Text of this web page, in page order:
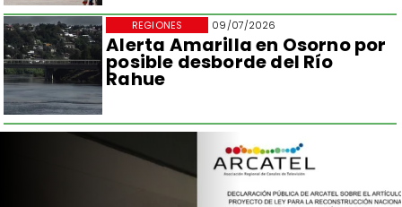
09/07/2026
Alerta Amarilla en Osorno por
posible desborde del Río
Rahue
REGIONES